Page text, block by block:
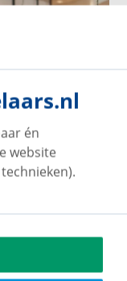
én
website